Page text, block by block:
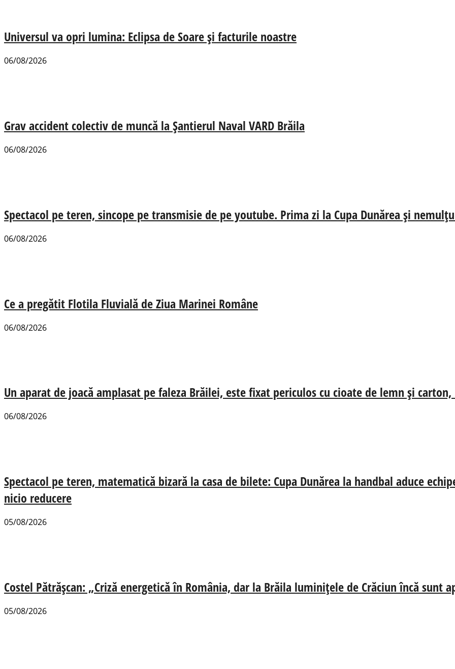
Universul va opri lumina: Eclipsa de Soare și facturile noastre
06/08/2026
Grav accident colectiv de muncă la Șantierul Naval VARD Brăila
06/08/2026
Spectacol pe teren, sincope pe transmisie de pe youtube. Prima zi la Cupa Dunărea și
06/08/2026
Ce a pregătit Flotila Fluvială de Ziua Marinei Române
06/08/2026
Un aparat de joacă amplasat pe faleza Brăilei, este fixat periculos cu cioate de lemn și
06/08/2026
Spectacol pe teren, matematică bizară la casa de bilete: Cupa Dunărea la handbal aduce
nicio reducere
05/08/2026
Costel Pătrășcan: „Criză energetică în România, dar la Brăila luminițele de Crăciun încă sunt
05/08/2026